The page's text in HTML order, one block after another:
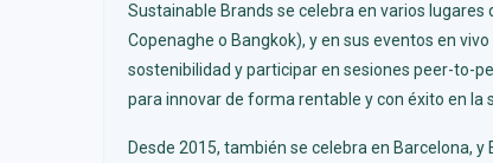
Sustainable Brands se celebra en varios lugares
Copenaghe o Bangkok), y en sus eventos en
sostenibilidad y participar en sesiones peer-to-
para innovar de forma rentable y con éxito en la
Desde 2015, también se celebra en Barcelona, y